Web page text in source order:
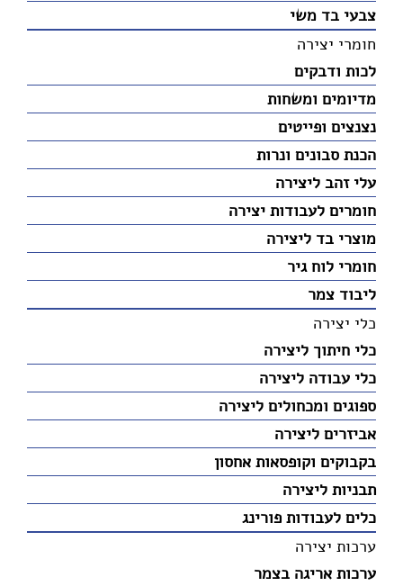
צבעי בד משי
חומרי יצירה
לכות ודבקים
מדיומים ומשחות
נצנצים ופייטים
הכנת סבונים ונרות
עלי זהב ליצירה
חומרים לעבודות יצירה
מוצרי בד ליצירה
חומרי לוח גיר
ליבוד צמר
כלי יצירה
כלי חיתוך ליצירה
כלי עבודה ליצירה
ספוגים ומכחולים ליצירה
אביזרים ליצירה
בקבוקים וקופסאות אחסון
תבניות ליצירה
כלים לעבודות פורינג
ערכות יצירה
ערכות אריגה בצמר